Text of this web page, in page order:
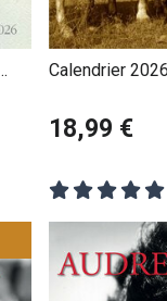
Calendrier
18,99 €